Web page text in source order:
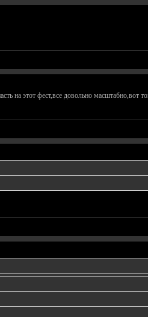
на этот фест,все довольно масштабно,вот